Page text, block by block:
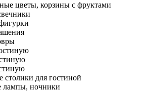
цветы, корзины с фруктами
столики для гостиной
лампы, ночники